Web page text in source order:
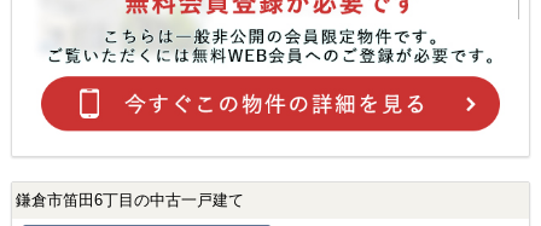
鎌倉市笛田6丁目の中古一戸建て